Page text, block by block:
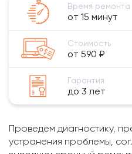
Время ремонта
от 15 минут
Стоимость
от 590 ₽
Гарантия
до 3 лет
Проведем диагностику,
устранения проблемы,